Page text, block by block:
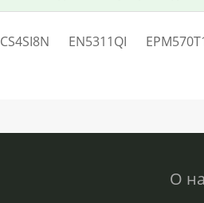
EN5311QI
О